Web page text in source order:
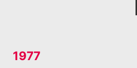
1977